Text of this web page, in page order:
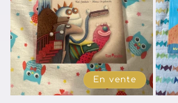
En vente